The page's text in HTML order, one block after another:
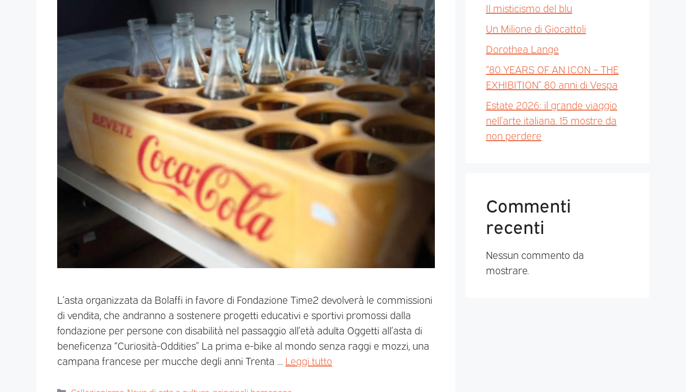
L’asta organizzata da Bolaffi in favore di Fondazione Time2 devolverà le commissioni
di vendita, che andranno a sostenere progetti educativi e sportivi promossi dalla
fondazione per persone con disabilità nel passaggio all’età adulta Oggetti all’asta di
beneficenza “Curiosità-Oddities” La prima e-bike al mondo senza raggi e mozzi, una
campana francese per mucche degli anni Trenta … Leggi tutto
Il misticismo del blu
Un Milione di Giocattoli
Dorothea Lange
“80 YEARS OF AN ICON – THE
EXHIBITION” 80 anni di Vespa
Estate 2026: il grande viaggio
nell’arte italiana. 15 mostre da
non perdere
Commenti
recenti
Nessun commento da
mostrare.